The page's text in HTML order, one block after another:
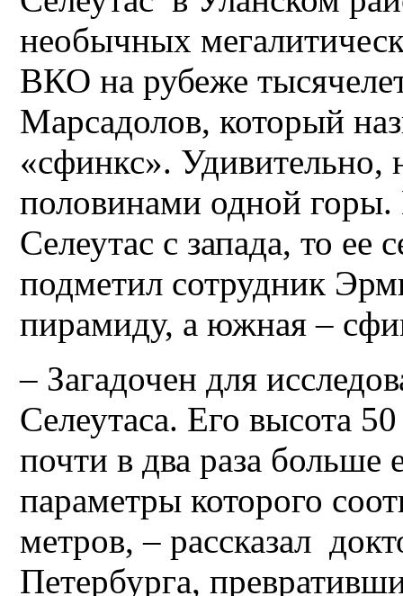
необычных
ВКО на рубеже
Марсадолов, который
«сфинкс». Удивительно,
половинами одной горы.
Селеутас с запада, то ее
подметил сотрудник
пирамиду, а южная –
– Загадочен для
Селеутаса. Его высота
почти в два раза больше
параметры которого
метров, – рассказал
Петербурга,